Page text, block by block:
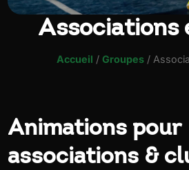
Associations
Accueil / Groupes/
Animations pour
associations &